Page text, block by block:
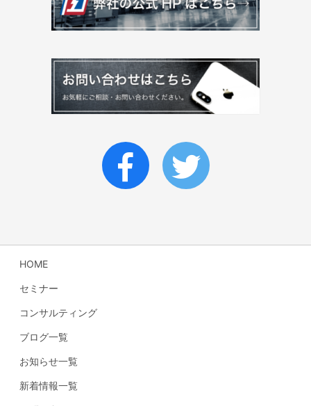
HOME
セミナー
コンサルティング
ブログ一覧
お知らせ一覧
新着情報一覧